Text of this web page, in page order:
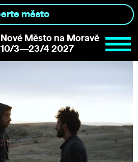
Nové Město na Moravě
10/3—23/4 2027